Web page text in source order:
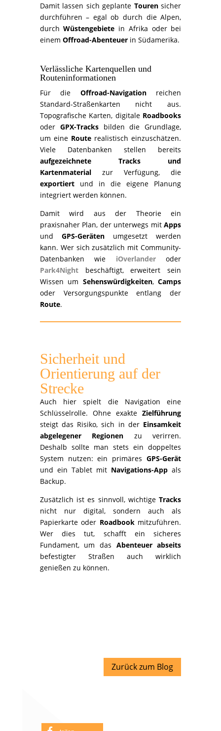
Damit lassen sich geplante Tourensicher
durchführen – egal ob durch die Alpen,
durchWüstengebiete in Afrika oder bei
einem Offroad-Abenteuerin Südamerika.
Verlässliche Kartenquellen und
Routeninformationen
Für die Offroad-Navigationreichen
Standard-Straßenkarten nicht aus.
Topografische Karten, digitale Roadbooks
oder GPX-Tracksbilden die Grundlage,
um eine Route realistisch einzuschätzen.
Viele Datenbanken stellen bereits
aufgezeichnete Tracks und
Kartenmaterialzur Verfügung, die
exportiertund in die eigene Planung
integriert werden können.
Damit wird aus der Theorie ein
praxisnaher Plan, der unterwegs mitApps
und GPS-Gerätenumgesetzt werden
kann. Wer sich zusätzlich mit Community-
Datenbanken wie iOverlanderoder
Park4Nightbeschäftigt, erweitert sein
Wissen um Sehenswürdigkeiten,Camps
oder Versorgungspunkte entlang der
Route.
Sicherheit und
Orientierung auf der
Strecke
Auch hier spielt die Navigation eine
Schlüsselrolle. Ohne exakteZielführung
steigt das Risiko, sich in der Einsamkeit
abgelegener Regionen zu verirren.
Deshalb sollte man stets ein doppeltes
System nutzen: ein primäresGPS-Gerät
und ein Tablet mit Navigations-App als
Backup.
Zusätzlich ist es sinnvoll, wichtigeTracks
nicht nur digital, sondern auch als
Papierkarte oder Roadbookmitzuführen.
Wer dies tut, schafft ein sicheres
Fundament, um das Abenteuer abseits
befestigter Straßen auch wirklich
genießen zu können.
Zurück zum Blog